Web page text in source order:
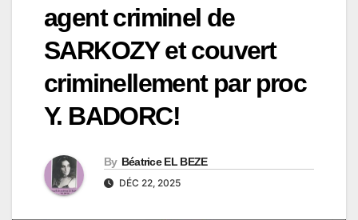
agent criminel de
SARKOZY et couvert
criminellement par proc
Y. BADORC!
By Béatrice EL BEZE
DÉC 22, 2025